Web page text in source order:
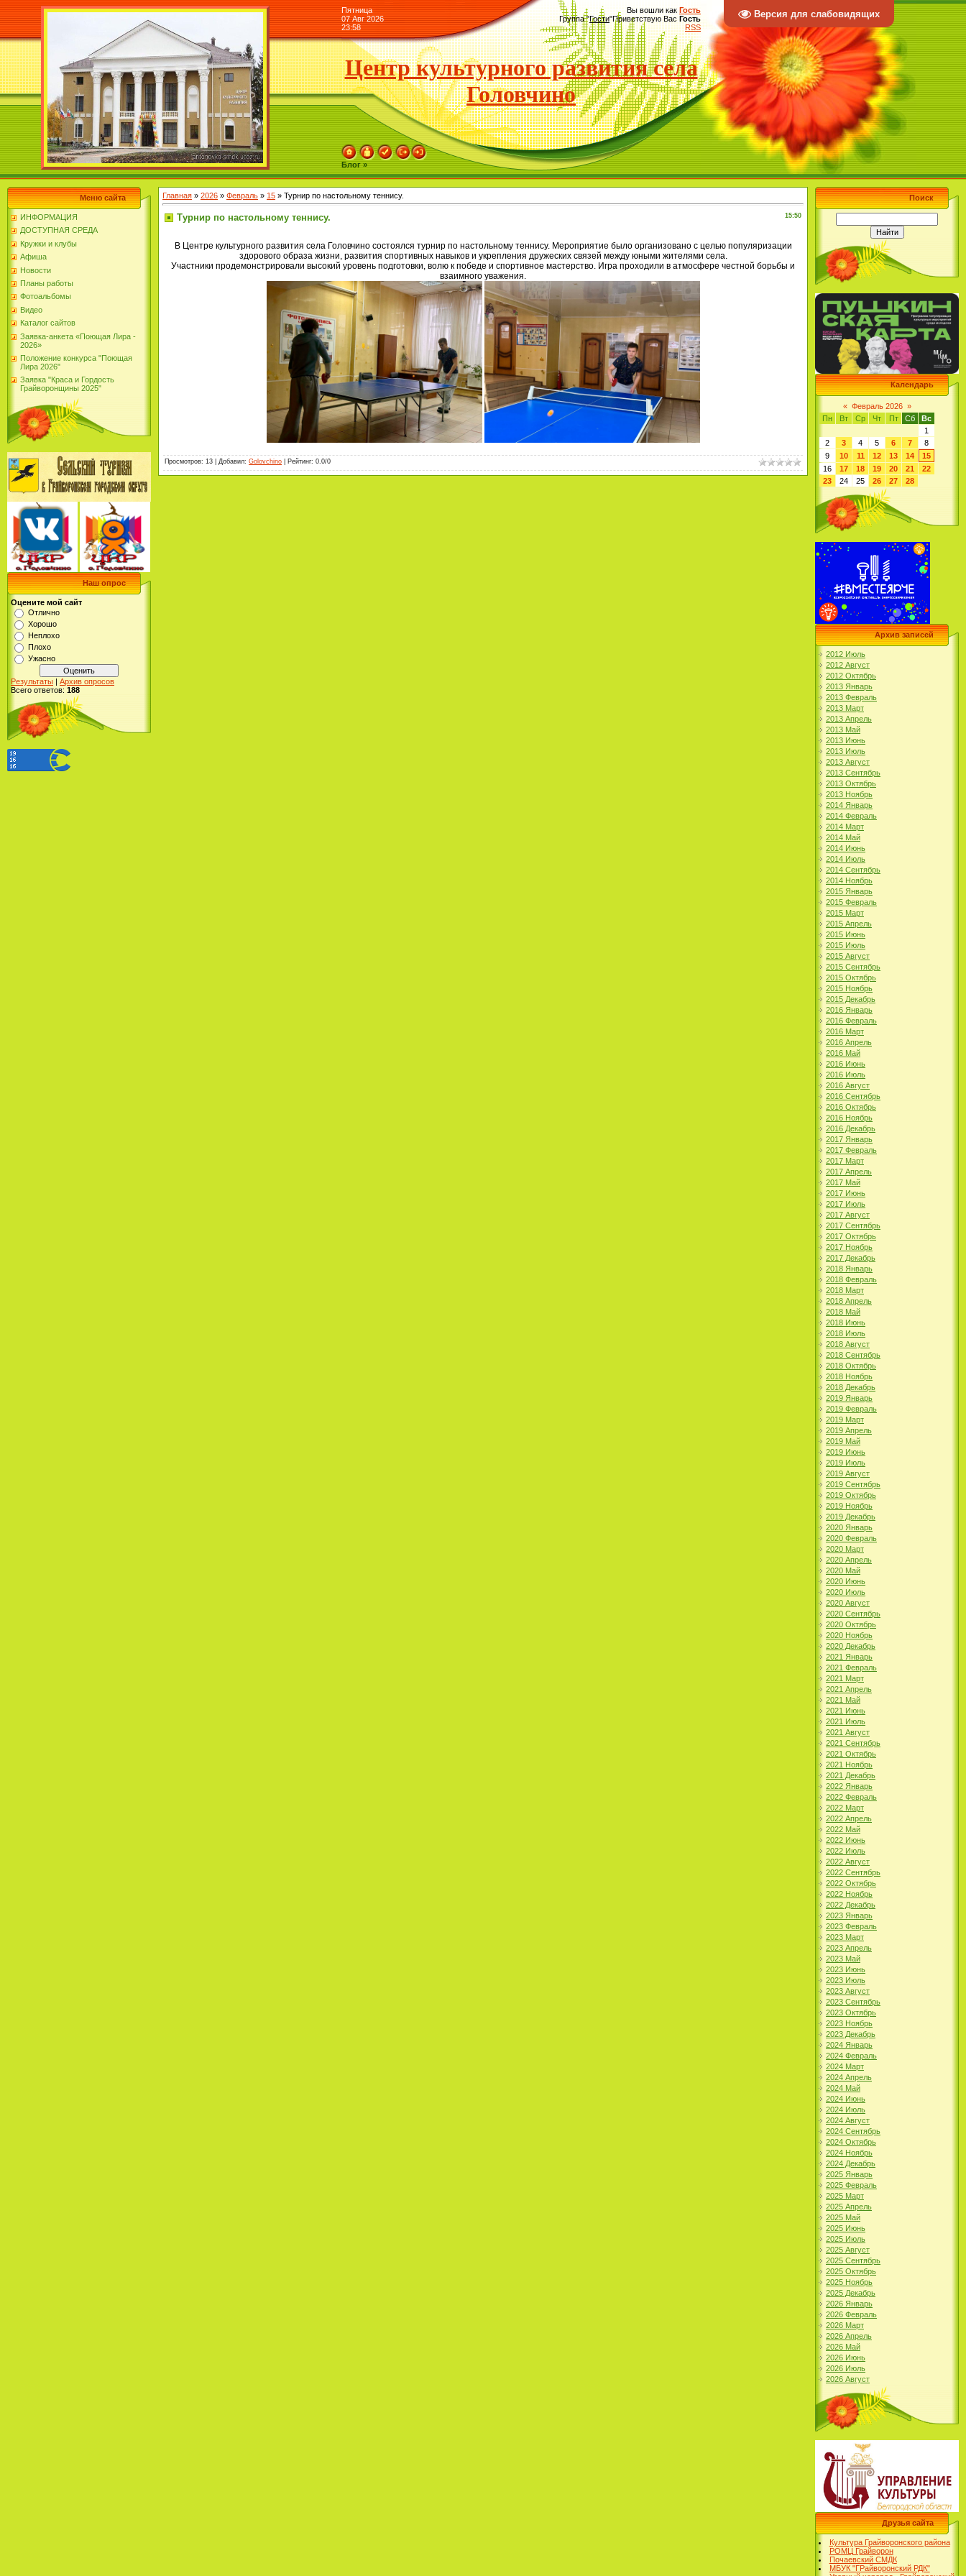
Версия для слабовидящих
Пятница
07 Авг 2026
23:58
Вы вошли как Гость
Группа"Гости"Приветствую Вас Гость
RSS
Центр культурного развития села
Головчино
Блог »
Меню сайта
ИНФОРМАЦИЯ
ДОСТУПНАЯ СРЕДА
Кружки и клубы
Афиша
Новости
Планы работы
Фотоальбомы
Видео
Каталог сайтов
Заявка-анкета «Поющая Лира -
2026»
Положение конкурса "Поющая
Лира 2026"
Заявка "Краса и Гордость
Грайворонщины 2025"
Наш опрос
Оцените мой сайт
Отлично
Хорошо
Неплохо
Плохо
Ужасно
Результаты | Архив опросов
Всего ответов: 188
Главная » 2026 » Февраль » 15 » Турнир по настольному теннису.
15:50
Турнир по настольному теннису.
В Центре культурного развития села Головчино состоялся турнир по настольному теннису. Мероприятие было организовано с целью популяризации
здорового образа жизни, развития спортивных навыков и укрепления дружеских связей между юными жителями села.
Участники продемонстрировали высокий уровень подготовки, волю к победе и спортивное мастерство. Игра проходили в атмосфере честной борьбы и
взаимного уважения.
Просмотров: 13 Добавил: Golovchino Рейтинг: 0.0/0
Поиск
Календарь
« Февраль 2026 »
Пн
Вт Ср Чт Пт Сб
Вс
1
2
3 4 5 6 7
8
9
10 11 12 13 14
15
16
17 18 19 20 21
22
23
24 25 26 27 28
Архив записей
2012 Июль
2012 Август
2012 Октябрь
2013 Январь
2013 Февраль
2013 Март
2013 Апрель
2013 Май
2013 Июнь
2013 Июль
2013 Август
2013 Сентябрь
2013 Октябрь
2013 Ноябрь
2014 Январь
2014 Февраль
2014 Март
2014 Май
2014 Июнь
2014 Июль
2014 Сентябрь
2014 Ноябрь
2015 Январь
2015 Февраль
2015 Март
2015 Апрель
2015 Июнь
2015 Июль
2015 Август
2015 Сентябрь
2015 Октябрь
2015 Ноябрь
2015 Декабрь
2016 Январь
2016 Февраль
2016 Март
2016 Апрель
2016 Май
2016 Июнь
2016 Июль
2016 Август
2016 Сентябрь
2016 Октябрь
2016 Ноябрь
2016 Декабрь
2017 Январь
2017 Февраль
2017 Март
2017 Апрель
2017 Май
2017 Июнь
2017 Июль
2017 Август
2017 Сентябрь
2017 Октябрь
2017 Ноябрь
2017 Декабрь
2018 Январь
2018 Февраль
2018 Март
2018 Апрель
2018 Май
2018 Июнь
2018 Июль
2018 Август
2018 Сентябрь
2018 Октябрь
2018 Ноябрь
2018 Декабрь
2019 Январь
2019 Февраль
2019 Март
2019 Апрель
2019 Май
2019 Июнь
2019 Июль
2019 Август
2019 Сентябрь
2019 Октябрь
2019 Ноябрь
2019 Декабрь
2020 Январь
2020 Февраль
2020 Март
2020 Апрель
2020 Май
2020 Июнь
2020 Июль
2020 Август
2020 Сентябрь
2020 Октябрь
2020 Ноябрь
2020 Декабрь
2021 Январь
2021 Февраль
2021 Март
2021 Апрель
2021 Май
2021 Июнь
2021 Июль
2021 Август
2021 Сентябрь
2021 Октябрь
2021 Ноябрь
2021 Декабрь
2022 Январь
2022 Февраль
2022 Март
2022 Апрель
2022 Май
2022 Июнь
2022 Июль
2022 Август
2022 Сентябрь
2022 Октябрь
2022 Ноябрь
2022 Декабрь
2023 Январь
2023 Февраль
2023 Март
2023 Апрель
2023 Май
2023 Июнь
2023 Июль
2023 Август
2023 Сентябрь
2023 Октябрь
2023 Ноябрь
2023 Декабрь
2024 Январь
2024 Февраль
2024 Март
2024 Апрель
2024 Май
2024 Июнь
2024 Июль
2024 Август
2024 Сентябрь
2024 Октябрь
2024 Ноябрь
2024 Декабрь
2025 Январь
2025 Февраль
2025 Март
2025 Апрель
2025 Май
2025 Июнь
2025 Июль
2025 Август
2025 Сентябрь
2025 Октябрь
2025 Ноябрь
2025 Декабрь
2026 Январь
2026 Февраль
2026 Март
2026 Апрель
2026 Май
2026 Июнь
2026 Июль
2026 Август
Друзья сайта
Культура Грайворонского района
РОМЦ Грайворон
Почаевский СМДК
МБУК "ГРайворонский РДК"